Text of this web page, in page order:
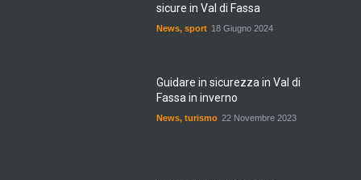
sicure in Val di Fassa
News, sport 18 Giugno 2024
Guidare in sicurezza in Val di
Fassa in inverno
News, turismo 22 Novembre 2023